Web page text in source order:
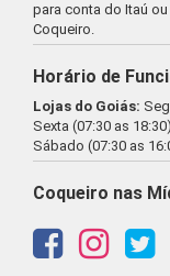
para conta do Itaú
Coqueiro.
Horário de
Lojas do Goiás:
Sexta (07:30 as
Sábado (07:30 as
Coqueiro nas